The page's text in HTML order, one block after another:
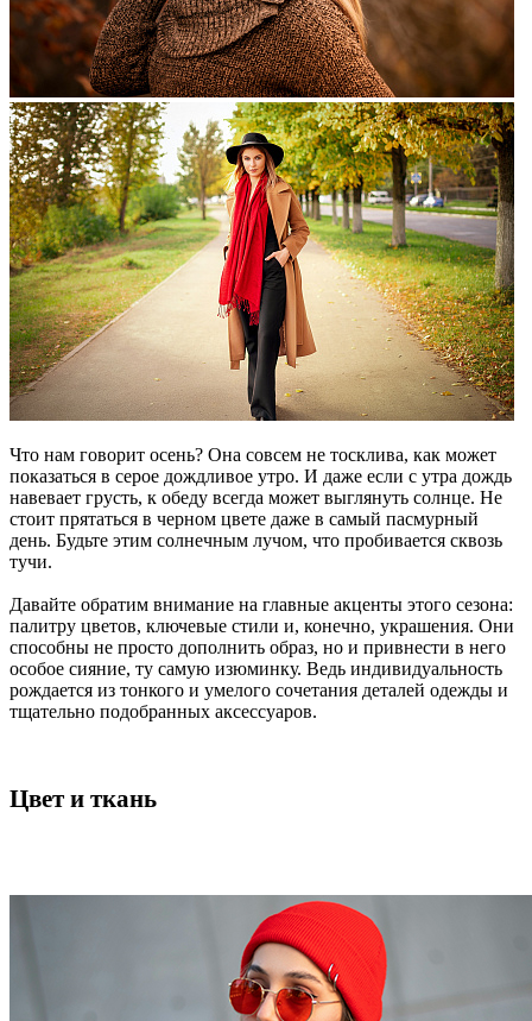
Что нам говорит осень? Она совсем не тосклива, как может
показаться в серое дождливое утро. И даже если с утра дождь
навевает грусть, к обеду всегда может выглянуть солнце. Не
стоит прятаться в черном цвете даже в самый пасмурный
день. Будьте этим солнечным лучом, что пробивается сквозь
тучи.
Давайте обратим внимание на главные акценты этого сезона:
палитру цветов, ключевые стили и, конечно, украшения. Они
способны не просто дополнить образ, но и привнести в него
особое сияние, ту самую изюминку. Ведь индивидуальность
рождается из тонкого и умелого сочетания деталей одежды и
тщательно подобранных аксессуаров.
Цвет и ткань